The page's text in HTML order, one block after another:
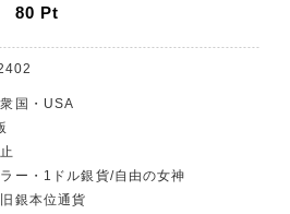
80 Pt
国・USA
ー・1ドル銀貨/自由の女神
銀本位通貨